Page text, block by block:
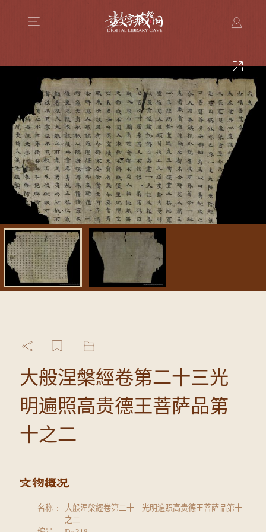
大般涅槃經卷第二十三光
明遍照高贵德王菩萨品第
十之二
名称
大般涅槃經卷第二十三光明遍照高贵德王菩萨品第十
之二